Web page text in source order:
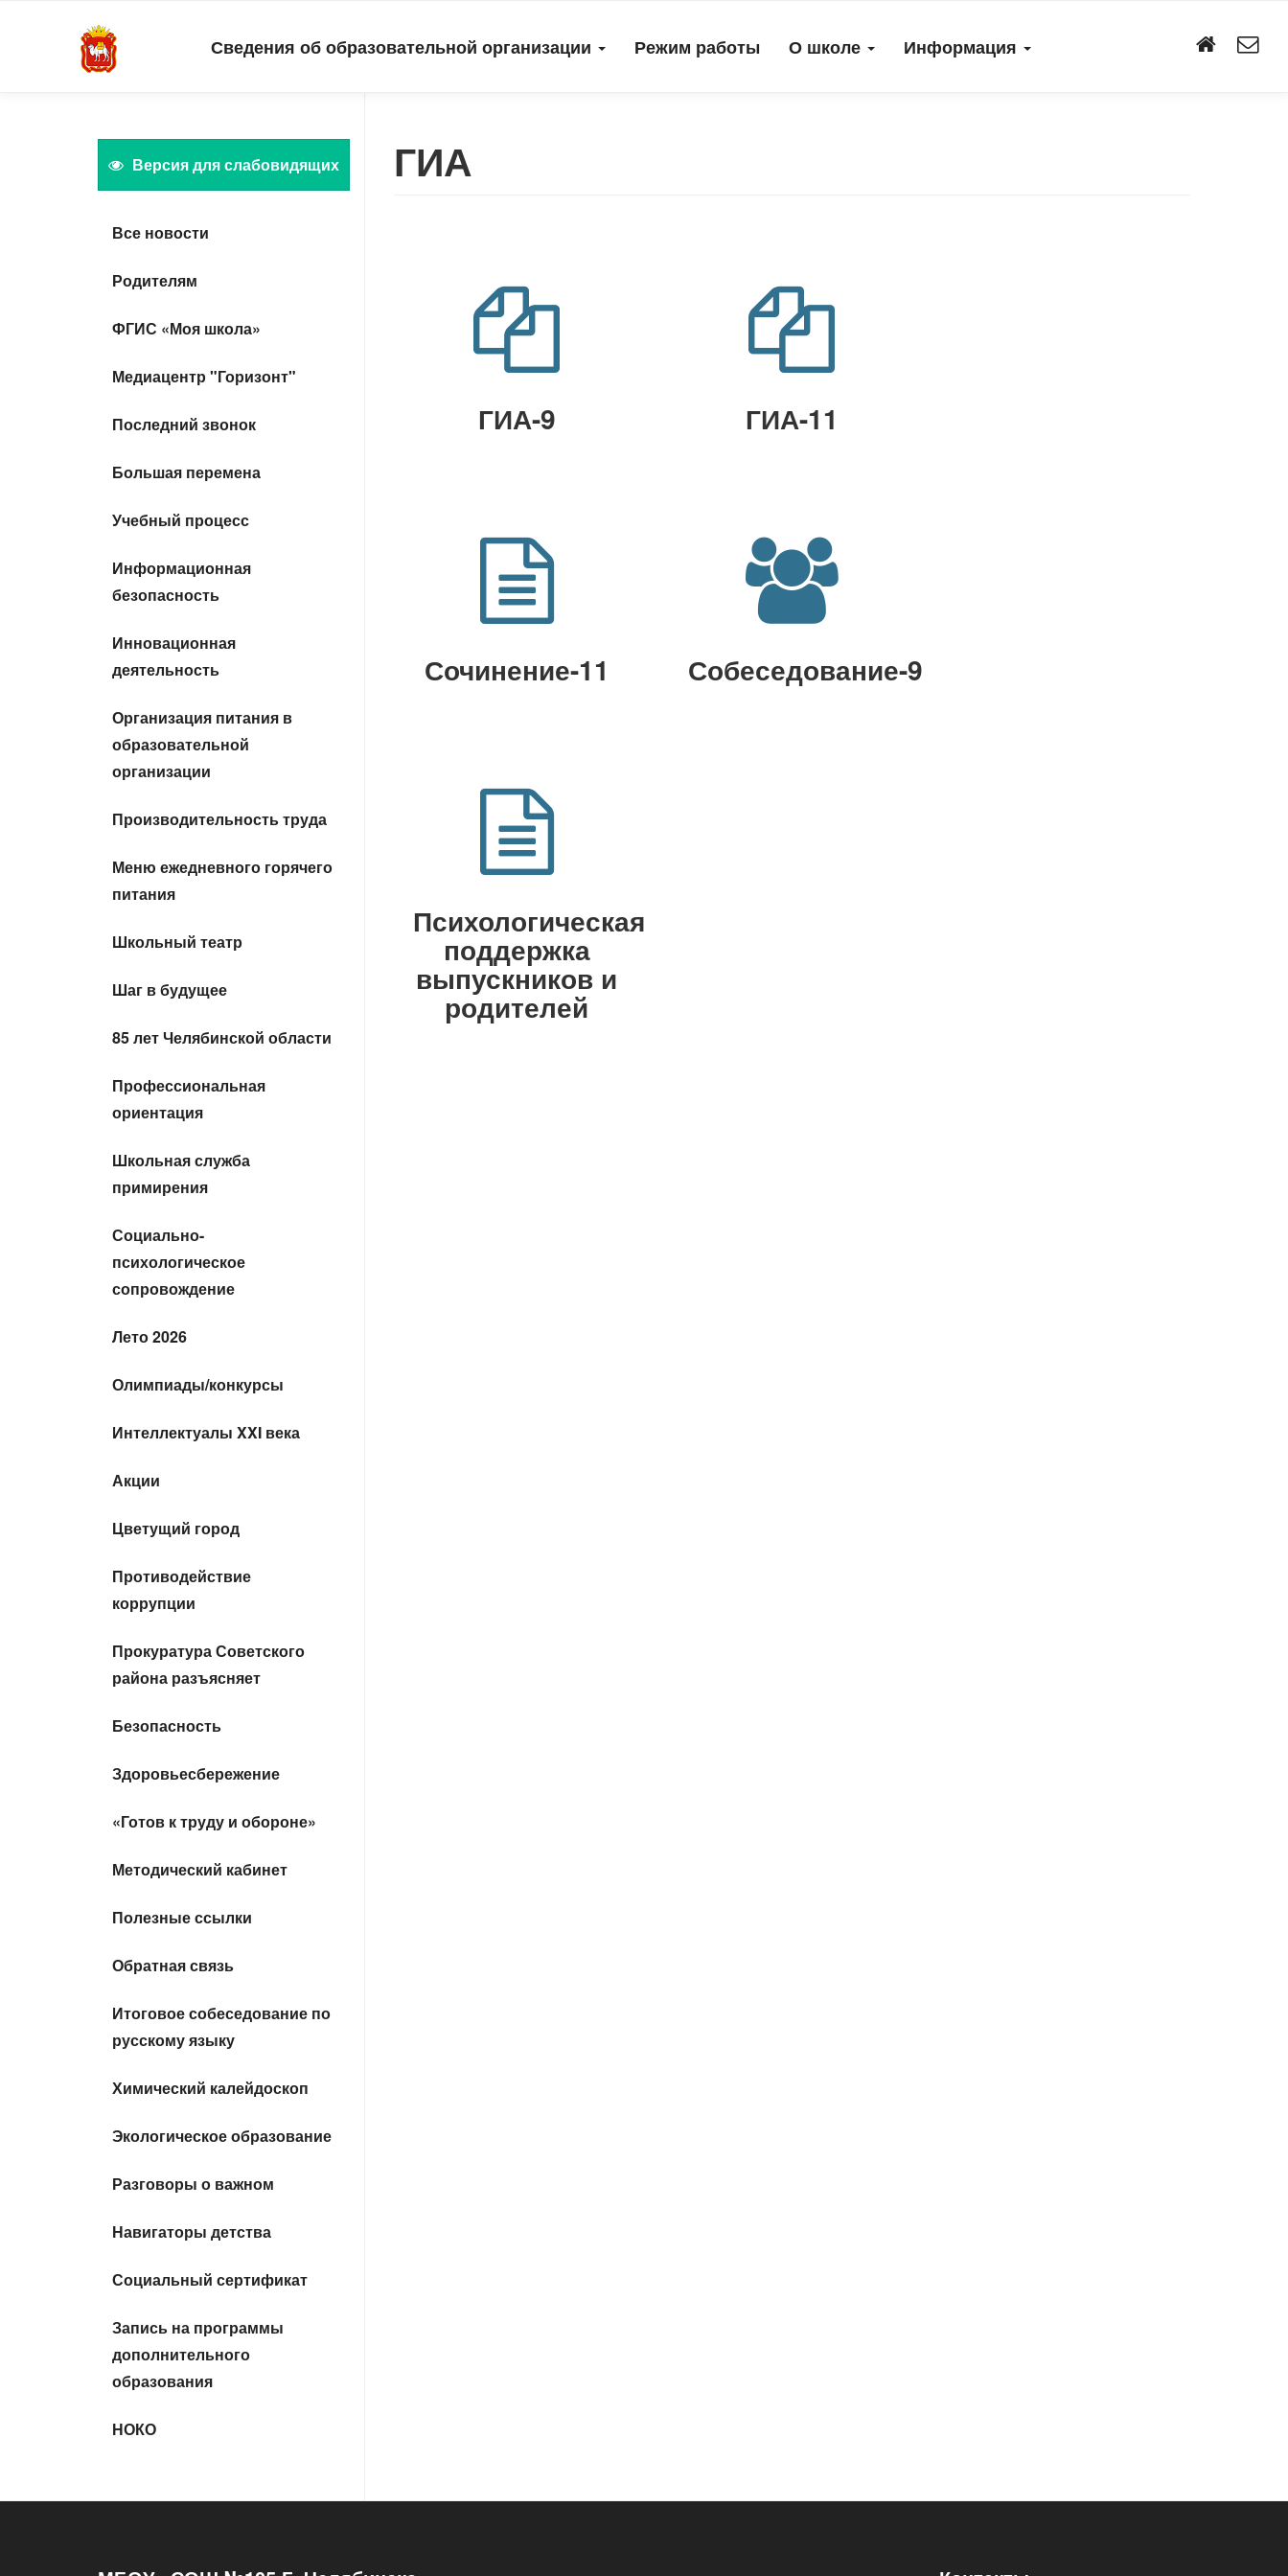
Сведения об образовательной организации Режим работы О школе Информация
Версия для слабовидящих
Все новости
Родителям
ФГИС «Моя школа»
Медиацентр "Горизонт"
Последний звонок
Большая перемена
Учебный процесс
Информационная
безопасность
Инновационная
деятельность
Организация питания в
образовательной
организации
Производительность труда
Меню ежедневного горячего
питания
Школьный театр
Шаг в будущее
85 лет Челябинской области
Профессиональная
ориентация
Школьная служба
примирения
Социально-
психологическое
сопровождение
Лето 2026
Олимпиады/конкурсы
Интеллектуалы XXI века
Акции
Цветущий город
Противодействие
коррупции
Прокуратура Советского
района разъясняет
Безопасность
Здоровьесбережение
«Готов к труду и обороне»
Методический кабинет
Полезные ссылки
Обратная связь
Итоговое собеседование по
русскому языку
Химический калейдоскоп
Экологическое образование
Разговоры о важном
Навигаторы детства
Социальный сертификат
Запись на программы
дополнительного
образования
НОКО
ГИА
ГИА-9 ГИА-11
Сочинение-11 Собеседование-9
Психологическая
поддержка
выпускников и
родителей